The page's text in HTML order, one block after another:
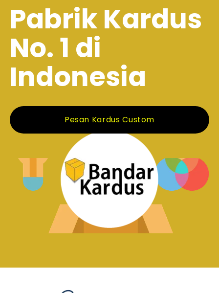
Pabrik Kardus
No. 1 di
Indonesia
Pesan Kardus Custom